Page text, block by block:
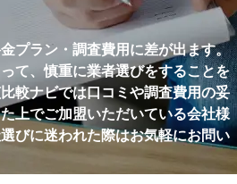
プラン・調査費用に差が出ます。
て、慎重に業者選びをすることを
較ナビでは口コミや調査費用の妥
上でご加盟いただいている会社様
びに迷われた際はお気軽にお問い